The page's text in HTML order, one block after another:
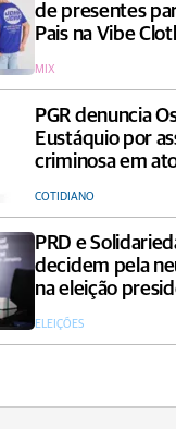
de presentes
Pais na Vibe
MIX
PGR denuncia
Eustáquio por
criminosa em
COTIDIANO
PRD e
decidem pela
na eleição
ELEIÇÕES